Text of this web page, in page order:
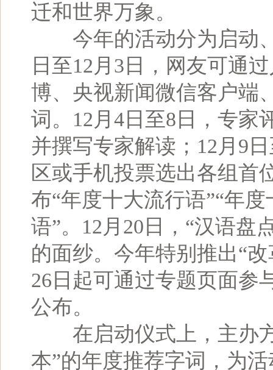
迁和世界万象。
今年的活动分为启动、
日至12月3日，网友可通
博、央视新闻微信客户端
词。12月4日至8日，专家
并撰写专家解读；12月9
区或手机投票选出各组首
布“年度十大流行语”“年
语”。12月20日，“汉语盘
的面纱。今年特别推出“
26日起可通过专题页面参
公布。
在启动仪式上，主办方
本”的年度推荐字词，为